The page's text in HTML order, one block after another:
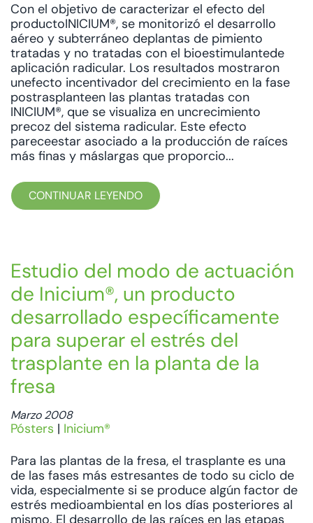
Con el objetivo de caracterizar el efecto del
productoINICIUM®, se monitorizó el desarrollo
aéreo y subterráneo deplantas de pimiento
tratadas y no tratadas con el bioestimulantede
aplicación radicular. Los resultados mostraron
unefecto incentivador del crecimiento en la fase
postrasplanteen las plantas tratadas con
INICIUM®, que se visualiza en uncrecimiento
precoz del sistema radicular. Este efecto
pareceestar asociado a la producción de raíces
más finas y máslargas que proporcio...
CONTINUAR LEYENDO
Estudio del modo de actuación
de Inicium®, un producto
desarrollado específicamente
para superar el estrés del
trasplante en la planta de la
fresa
Marzo 2008
Pósters | Inicium®
Para las plantas de la fresa, el trasplante es una
de las fases más estresantes de todo su ciclo de
vida, especialmente si se produce algún factor de
estrés medioambiental en los días posteriores al
mismo. El desarrollo de las raíces en las etapas